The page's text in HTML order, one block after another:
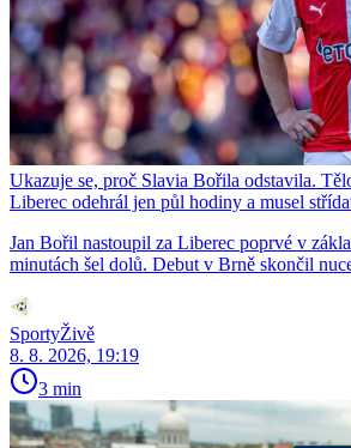
Ukazuje se, proč Slavia Bořila odstavila.
Liberec odehrál jen půl hodiny a musel
Jan Bořil nastoupil za Liberec poprvé v
minutách šel dolů. Debut v Brně skončil
SportyŽivě
8. 8. 2026, 19:19
3 min